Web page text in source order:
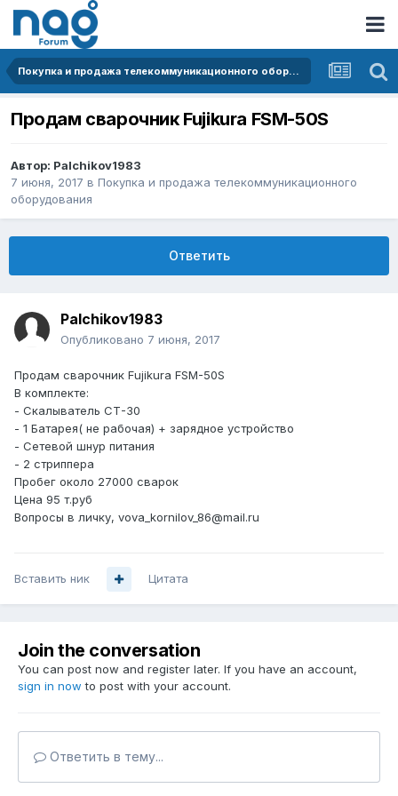
Покупка и продажа телекоммуникационного оборудования
Продам сварочник Fujikura FSM-50S
Автор: Palchikov1983
7 июня, 2017 в Покупка и продажа телекоммуникационного
оборудования
Ответить
Palchikov1983
Опубликовано 7 июня, 2017
Продам сварочник Fujikura FSM-50S
В комплекте:
- Скалыватель СТ-30
- 1 Батарея( не рабочая) + зарядное устройство
- Сетевой шнур питания
- 2 стриппера
Пробег около 27000 сварок
Цена 95 т.руб
Вопросы в личку, vova_kornilov_86@mail.ru
Вставить ник Цитата
Join the conversation
You can post now and register later. If you have an account,
sign in now to post with your account.
Ответить в тему...